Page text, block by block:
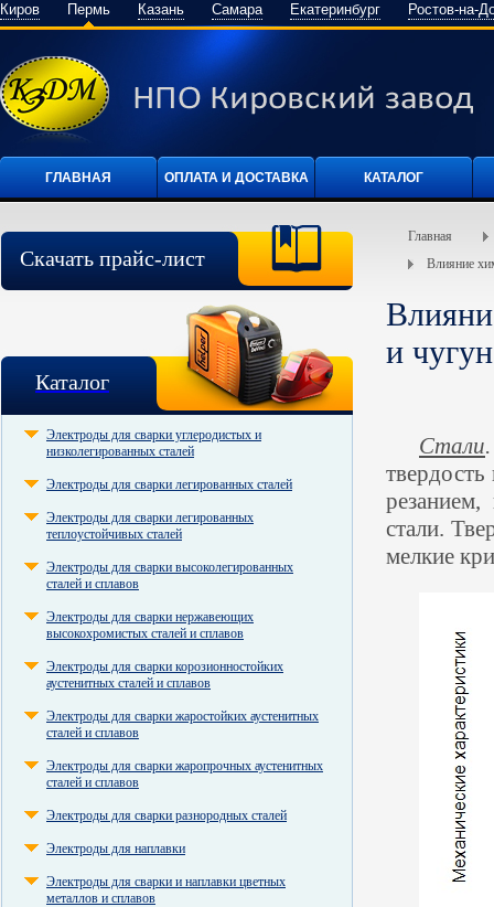
Киров Пермь Казань Самара Екатеринбург Ростов-на-
ГЛАВНАЯ ОПЛАТА И ДОСТАВКА КАТАЛОГ
Скачать прайс-лист
Каталог
Электроды для сварки углеродистых и
низколегированных сталей
Электроды для сварки легированных сталей
Электроды для сварки легированных
теплоустойчивых сталей
Электроды для сварки высоколегированных
сталей и сплавов
Электроды для сварки нержавеющих
высокохромистых сталей и сплавов
Электроды для сварки корозионностойких
аустенитных сталей и сплавов
Электроды для сварки жаростойких аустенитных
сталей и сплавов
Электроды для сварки жаропрочных аустенитных
сталей и сплавов
Электроды для сварки разнородных сталей
Электроды для наплавки
Электроды для сварки и наплавки цветных
металлов и сплавов
Главная
Влияние
и
Стали
резанием,
стали.
мелкие